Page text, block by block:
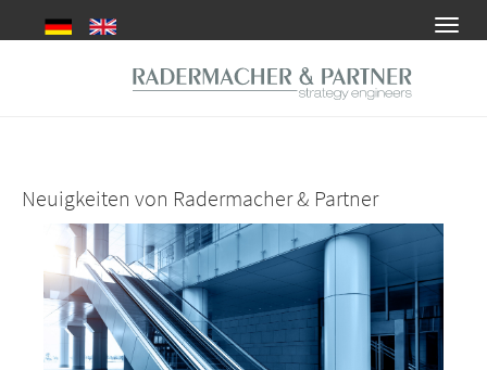
Hauptinhalt
Neuigkeiten von Radermacher & Partner